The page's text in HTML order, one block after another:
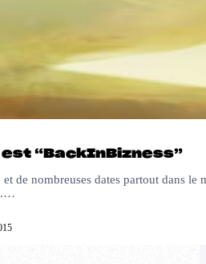
“BackInBizness”
et de nombreuses dates partout dans